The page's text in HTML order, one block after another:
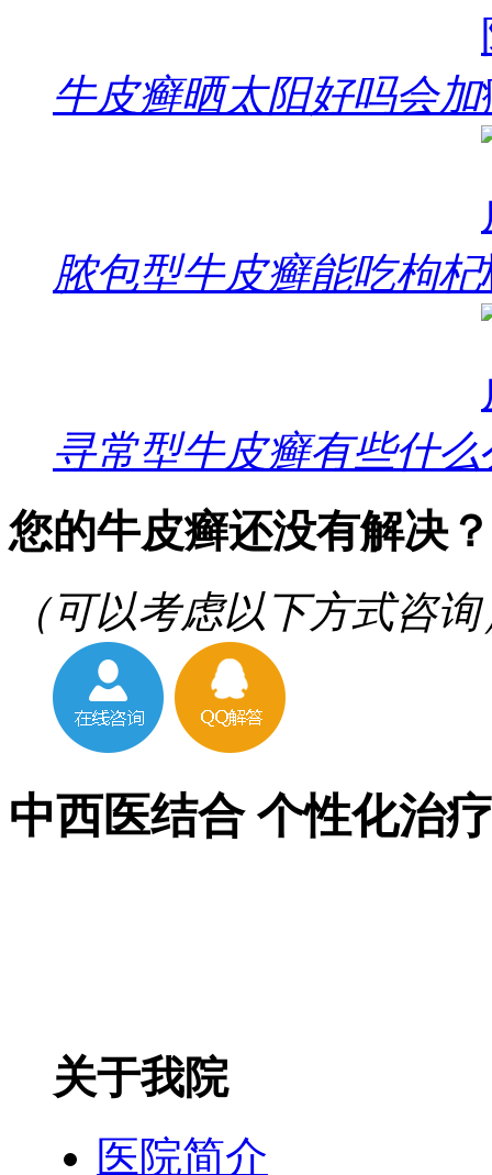
牛皮癣晒太阳好吗会加
脓包型牛皮癣能吃枸杞
寻常型牛皮癣有些什么
您的牛皮癣还没有解决？
（可以考虑以下方式咨询
中西医结合 个性化治
关于我院
医院简介